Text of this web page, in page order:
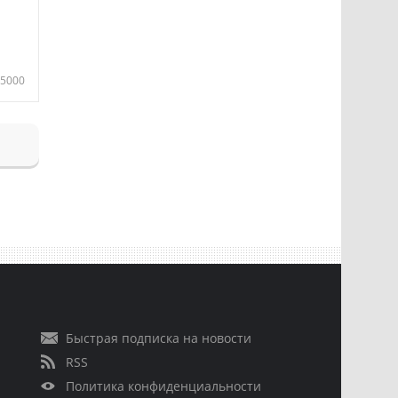
5000
Быстрая подписка на новости
RSS
Политика конфиденциальности